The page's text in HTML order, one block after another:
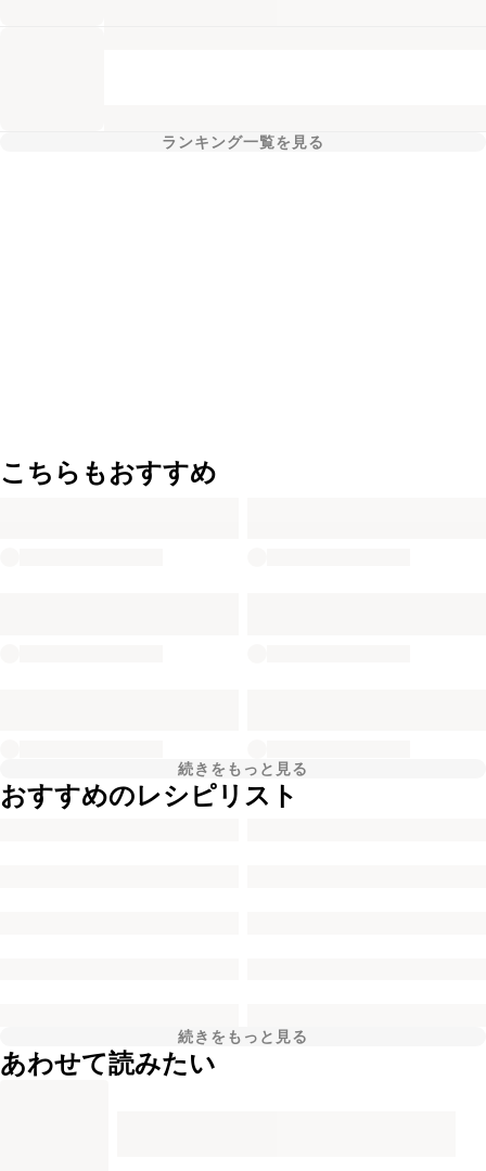
ランキング一覧を見る
こちらもおすすめ
続きをもっと見る
おすすめのレシピリスト
続きをもっと見る
あわせて読みたい